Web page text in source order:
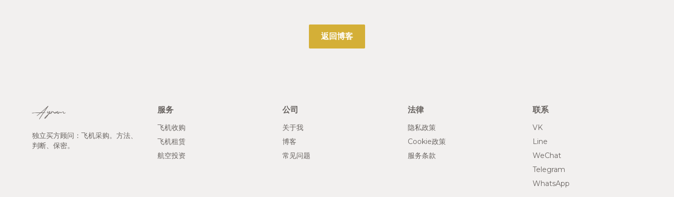
返回博客
Ayram
独立买方顾问：飞机采购。方法、
判断、保密。
服务
飞机收购
飞机租赁
航空投资
公司
关于我
博客
常见问题
法律
隐私政策
Cookie政策
服务条款
联系
VK
Line
WeChat
Telegram
WhatsApp